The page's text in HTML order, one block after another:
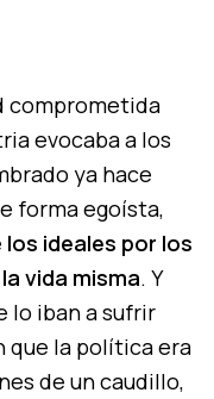
comprometida
evocaba a los
ya hace
forma egoísta,
los ideales por los
vida misma. Y
lo iban a sufrir
que la política era
de un caudillo,